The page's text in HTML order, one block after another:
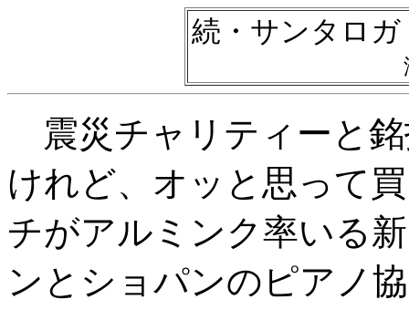
続・サンタロ
震災チャリティーと
けれど、オッと思って
チがアルミンク率いる
ンとショパンのピアノ